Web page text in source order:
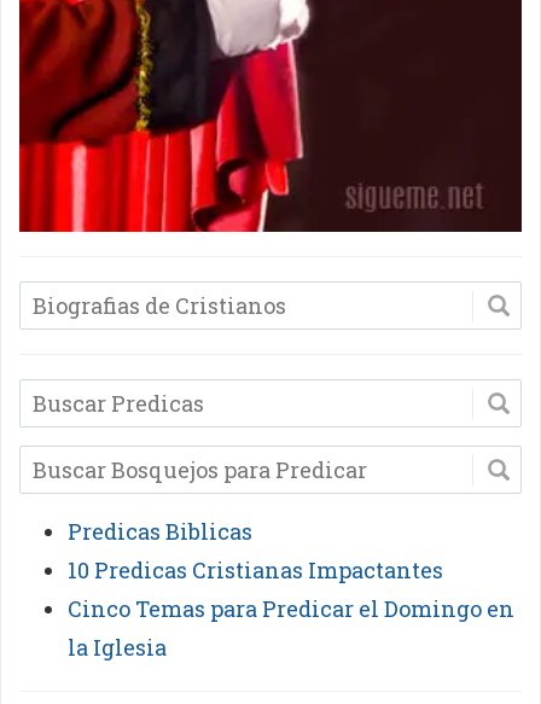
Predicas Biblicas
10 Predicas Cristianas Impactantes
Cinco Temas para Predicar el Domingo en
la Iglesia